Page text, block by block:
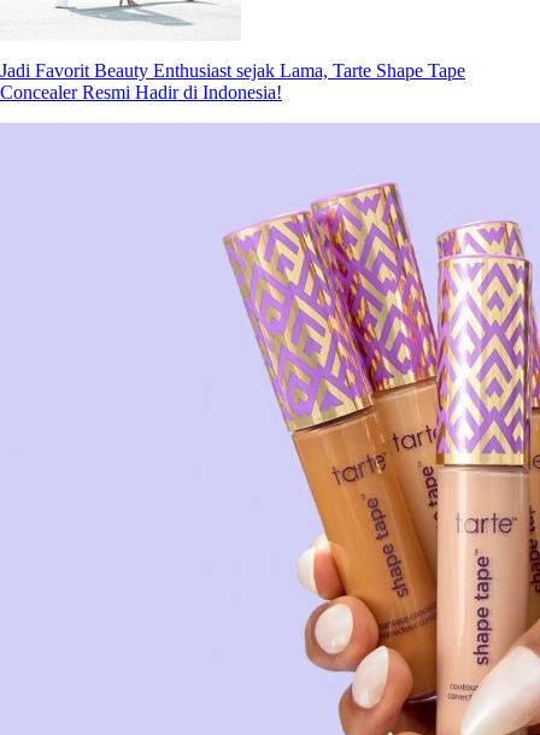
Jadi Favorit Beauty Enthusiast sejak Lama, Tarte Shape Tape
Concealer Resmi Hadir di Indonesia!